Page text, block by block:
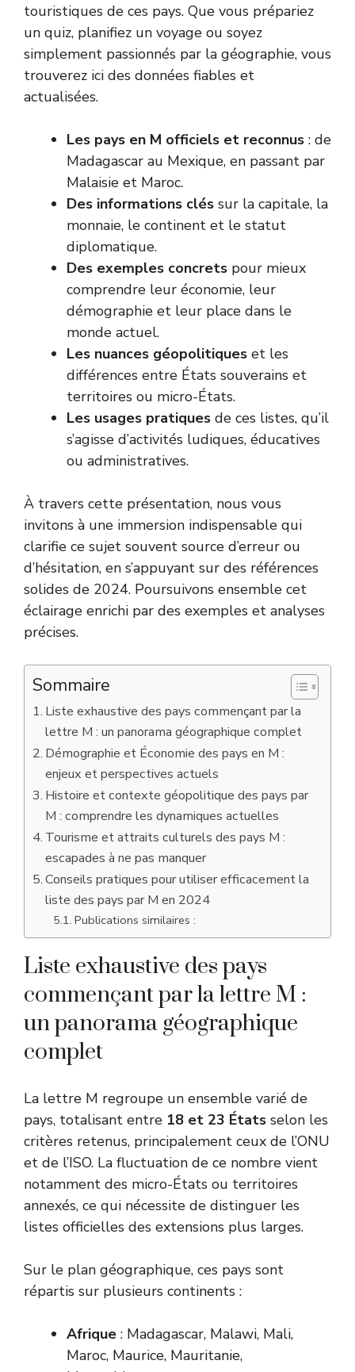
touristiques de ces pays. Que vous prépariez
un quiz, planifiez un voyage ou soyez
simplement passionnés par la géographie, vous
trouverez ici des données fiables et
actualisées.
Les pays en M officiels et reconnus : de
Madagascar au Mexique, en passant par
Malaisie et Maroc.
Des informations clés sur la capitale, la
monnaie, le continent et le statut
diplomatique.
Des exemples concrets pour mieux
comprendre leur économie, leur
démographie et leur place dans le
monde actuel.
Les nuances géopolitiques et les
différences entre États souverains et
territoires ou micro-États.
Les usages pratiques de ces listes, qu’il
s’agisse d’activités ludiques, éducatives
ou administratives.
À travers cette présentation, nous vous
invitons à une immersion indispensable qui
clarifie ce sujet souvent source d’erreur ou
d’hésitation, en s’appuyant sur des références
solides de 2024. Poursuivons ensemble cet
éclairage enrichi par des exemples et analyses
précises.
Sommaire
Liste exhaustive des pays commençant par la
lettre M : un panorama géographique complet
Démographie et Économie des pays en M :
enjeux et perspectives actuels
Histoire et contexte géopolitique des pays par
M : comprendre les dynamiques actuelles
Tourisme et attraits culturels des pays M :
escapades à ne pas manquer
Conseils pratiques pour utiliser efficacement la
liste des pays par M en 2024
Publications similaires :
Liste exhaustive des pays
commençant par la lettre M :
un panorama géographique
complet
La lettre M regroupe un ensemble varié de
pays, totalisant entre 18 et 23 États selon les
critères retenus, principalement ceux de l’ONU
et de l’ISO. La fluctuation de ce nombre vient
notamment des micro-États ou territoires
annexés, ce qui nécessite de distinguer les
listes officielles des extensions plus larges.
Sur le plan géographique, ces pays sont
répartis sur plusieurs continents :
Afrique : Madagascar, Malawi, Mali,
Maroc, Maurice, Mauritanie,